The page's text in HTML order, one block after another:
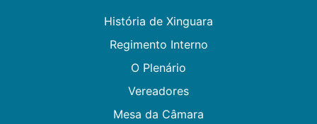
História de Xinguara
Regimento Interno
O Plenário
Vereadores
Mesa da Câmara